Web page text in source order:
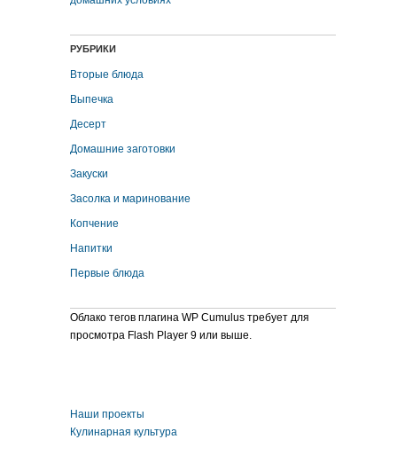
РУБРИКИ
Вторые блюда
Выпечка
Десерт
Домашние заготовки
Закуски
Засолка и маринование
Копчение
Напитки
Первые блюда
Облако тегов плагина WP Cumulus требует для
просмотра Flash Player 9 или выше.
Наши проекты
Кулинарная культура